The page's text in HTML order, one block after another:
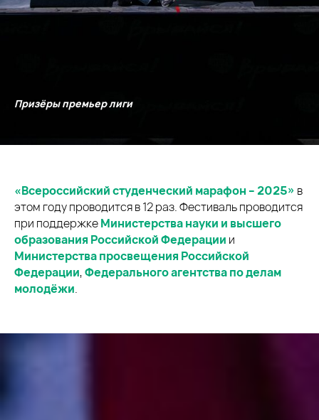
Призёры премьер лиги
«Всероссийский студенческий марафон – 2025» в
этом году проводится в 12 раз. Фестиваль проводится
при поддержкеМинистерства науки и высшего
образования Российской Федерации и
Министерства просвещения Российской
Федерации,Федерального агентства по делам
молодёжи.